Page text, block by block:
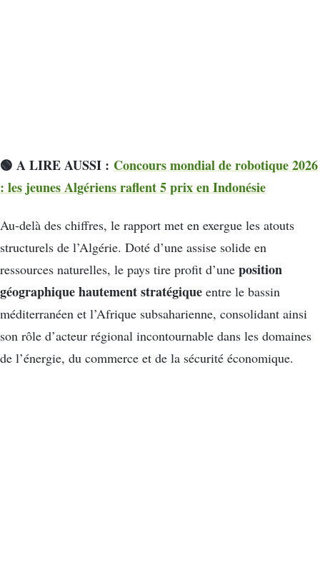
🟢 A LIRE AUSSI : Concours mondial de robotique 2026
: les jeunes Algériens raflent 5 prix en Indonésie
Au-delà des chiffres, le rapport met en exergue les atouts
structurels de l’Algérie. Doté d’une assise solide en
ressources naturelles, le pays tire profit d’une position
géographique hautement stratégique entre le bassin
méditerranéen et l’Afrique subsaharienne, consolidant ainsi
son rôle d’acteur régional incontournable dans les domaines
de l’énergie, du commerce et de la sécurité économique.